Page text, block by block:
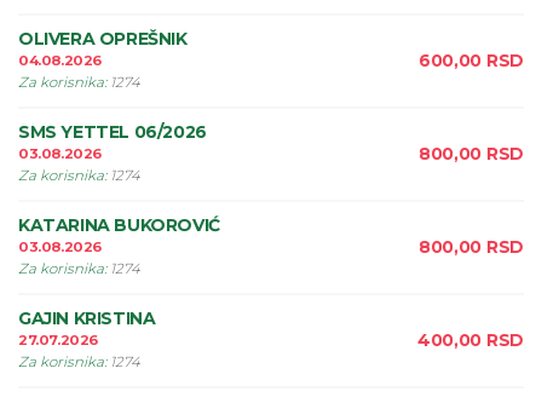
OLIVERA OPREŠNIK
04.08.2026
Za korisnika: 1274
600,00 RSD
SMS YETTEL 06/2026
03.08.2026
Za korisnika: 1274
800,00 RSD
KATARINA BUKOROVIĆ
03.08.2026
Za korisnika: 1274
800,00 RSD
GAJIN KRISTINA
27.07.2026
Za korisnika: 1274
400,00 RSD